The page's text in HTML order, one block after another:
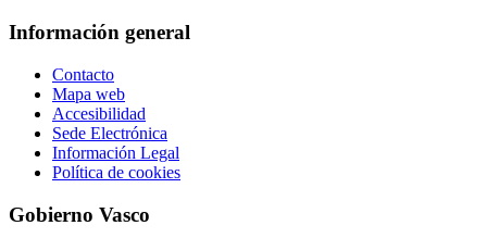
Información general
Contacto
Mapa web
Accesibilidad
Sede Electrónica
Información Legal
Política de cookies
Gobierno Vasco